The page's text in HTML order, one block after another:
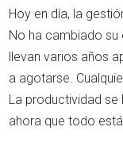
Hoy en día, la
No ha cambiado
llevan varios años
a agotarse.
La productividad
ahora que todo